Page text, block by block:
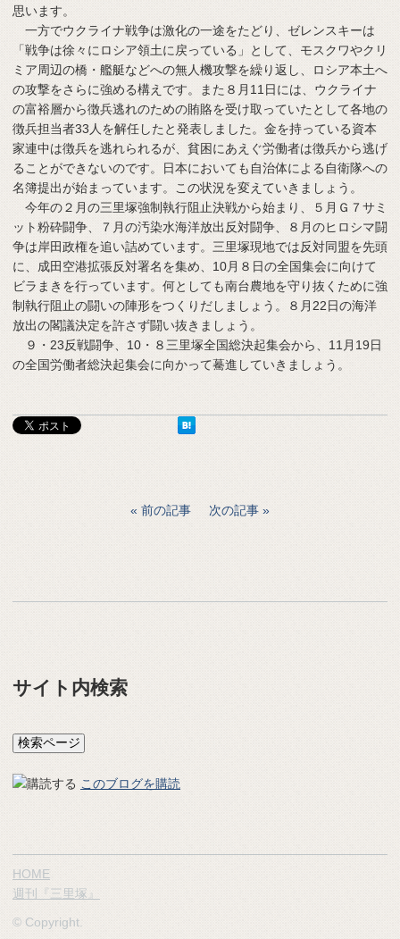
思います。
一方でウクライナ戦争は激化の一途をたどり、ゼレンスキーは
「戦争は徐々にロシア領土に戻っている」として、モスクワやクリ
ミア周辺の橋・艦艇などへの無人機攻撃を繰り返し、ロシア本土へ
の攻撃をさらに強める構えです。また８月11日には、ウクライナ
の富裕層から徴兵逃れのための賄賂を受け取っていたとして各地の
徴兵担当者33人を解任したと発表しました。金を持っている資本
家連中は徴兵を逃れられるが、貧困にあえぐ労働者は徴兵から逃げ
ることができないのです。日本においても自治体による自衛隊への
名簿提出が始まっています。この状況を変えていきましょう。
今年の２月の三里塚強制執行阻止決戦から始まり、５月Ｇ７サミ
ット粉砕闘争、７月の汚染水海洋放出反対闘争、８月のヒロシマ闘
争は岸田政権を追い詰めています。三里塚現地では反対同盟を先頭
に、成田空港拡張反対署名を集め、10月８日の全国集会に向けて
ビラまきを行っています。何としても南台農地を守り抜くために強
制執行阻止の闘いの陣形をつくりだしましょう。８月22日の海洋
放出の閣議決定を許さず闘い抜きましょう。
９・23反戦闘争、10・８三里塚全国総決起集会から、11月19日
の全国労働者総決起集会に向かって驀進していきましょう。
前の記事 次の記事
サイト内検索
このブログを購読
HOME
週刊『三里塚』
© Copyright.